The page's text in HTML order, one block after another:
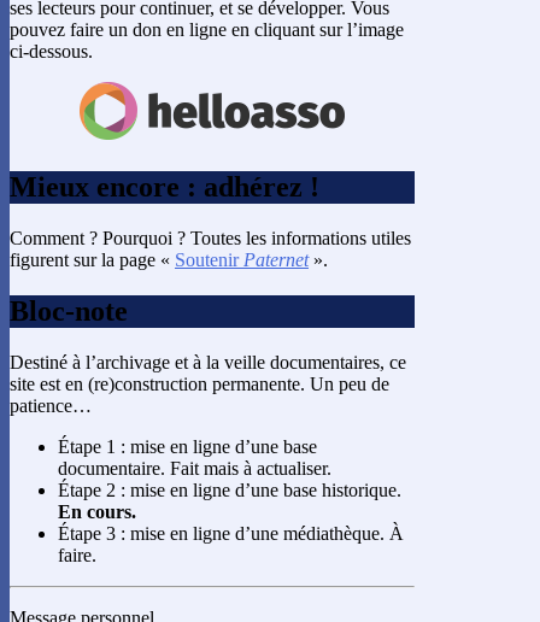
ses lecteurs pour continuer, et se développer. Vous
pouvez faire un don en ligne en cliquant sur l’image
ci-dessous.
Mieux encore : adhérez !
Comment ? Pourquoi ? Toutes les informations utiles
figurent sur la page « Soutenir Paternet».
Bloc-note
Destiné à l’archivage et à la veille documentaires, ce
site est en (re)construction permanente. Un peu de
patience…
Étape 1 : mise en ligne d’une base
documentaire. Fait mais à actualiser.
Étape 2 : mise en ligne d’une base historique.
En cours.
Étape 3 : mise en ligne d’une médiathèque. À
faire.